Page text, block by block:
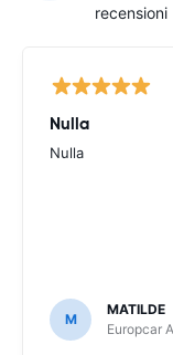
recensioni
Nulla
Nulla
M
MATILDE
Europcar